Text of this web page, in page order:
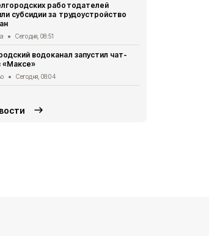
работодателей
субсидии за трудоустройство
Сегодня, 08:51
водоканал запустил чат-
«Максе»
Сегодня, 08:04